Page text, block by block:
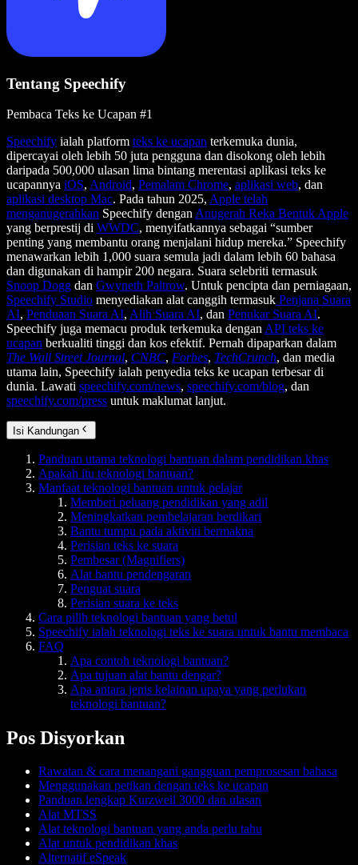
Tentang Speechify
Pembaca Teks ke Ucapan #1
Speechify ialah platform teks ke ucapan terkemuka dunia,
dipercayai oleh lebih 50 juta pengguna dan disokong oleh lebih
daripada 500,000 ulasan lima bintang merentasi aplikasi teks ke
ucapannya iOS, Android, Pemalam Chrome, aplikasi web, dan
aplikasi desktop Mac. Pada tahun 2025, Apple telah
menganugerahkan Speechify dengan Anugerah Reka Bentuk Apple
yang berprestij di WWDC, menyifatkannya sebagai “sumber
penting yang membantu orang menjalani hidup mereka.” Speechify
menawarkan lebih 1,000 suara semula jadi dalam lebih 60 bahasa
dan digunakan di hampir 200 negara. Suara selebriti termasuk
Snoop Dogg dan Gwyneth Paltrow. Untuk pencipta dan perniagaan,
Speechify Studio menyediakan alat canggih termasuk Penjana Suara
AI, Penduaan Suara AI, Alih Suara AI, dan Penukar Suara AI.
Speechify juga memacu produk terkemuka dengan API teks ke
ucapan berkualiti tinggi dan kos efektif. Pernah dipaparkan dalam
The Wall Street Journal, CNBC, Forbes, TechCrunch, dan media
utama lain, Speechify ialah penyedia teks ke ucapan terbesar di
dunia. Lawati speechify.com/news, speechify.com/blog, dan
speechify.com/press untuk maklumat lanjut.
Isi Kandungan
Panduan utama teknologi bantuan dalam pendidikan khas
Apakah itu teknologi bantuan?
Manfaat teknologi bantuan untuk pelajar
Memberi peluang pendidikan yang adil
Meningkatkan pembelajaran berdikari
Bantu tumpu pada aktiviti bermakna
Perisian teks ke suara
Pembesar (Magnifiers)
Alat bantu pendengaran
Penguat suara
Perisian suara ke teks
Cara pilih teknologi bantuan yang betul
Speechify ialah teknologi teks ke suara untuk bantu membaca
FAQ
Apa contoh teknologi bantuan?
Apa tujuan alat bantu dengar?
Apa antara jenis kelainan upaya yang perlukan
teknologi bantuan?
Pos Disyorkan
Rawatan & cara menangani gangguan pemprosesan bahasa
Menggunakan petikan dengan teks ke ucapan
Panduan lengkap Kurzweil 3000 dan ulasan
Alat MTSS
Alat teknologi bantuan yang anda perlu tahu
Alat untuk pendidikan khas
Alternatif eSpeak